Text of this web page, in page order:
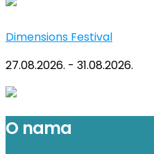
Dimensions Festival
27.08.2026. - 31.08.2026.
O nama